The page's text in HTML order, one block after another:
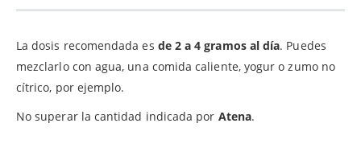
La dosis recomendada es de 2 a 4 gramos al día. Puedes
mezclarlo con agua, una comida caliente, yogur o zumo no
cítrico, por ejemplo.
No superar la cantidad indicada por Atena.